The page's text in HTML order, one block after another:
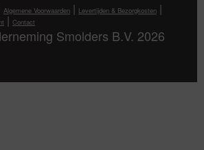
Algemene Voorwaarden | Levertijden & Bezorgkosten |
| Contact
Smolders B.V. 2026